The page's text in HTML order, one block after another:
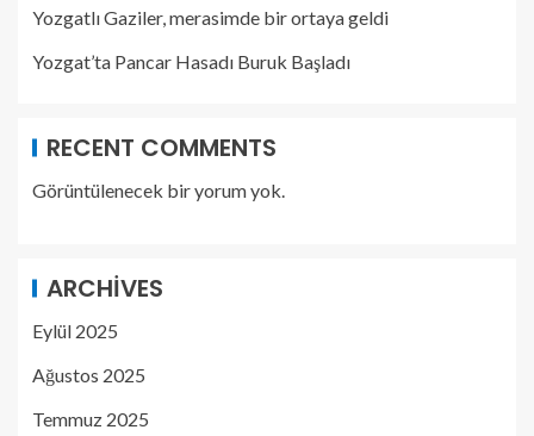
Yozgatlı Gaziler, merasimde bir ortaya geldi
Yozgat’ta Pancar Hasadı Buruk Başladı
RECENT COMMENTS
Görüntülenecek bir yorum yok.
ARCHIVES
Eylül 2025
Ağustos 2025
Temmuz 2025